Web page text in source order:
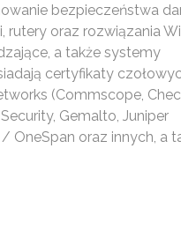
bezpieczeństwa
rutery oraz rozwiązania
a także systemy
certyfikaty
(Commscope,
Gemalto, Juniper
OneSpan oraz innych, a